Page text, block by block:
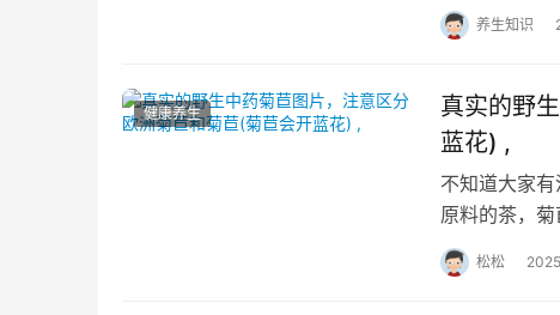
养生知识
健康养生
真实的野
蓝花) ,
不知道大家
原料的茶，
么样子是苣
松松